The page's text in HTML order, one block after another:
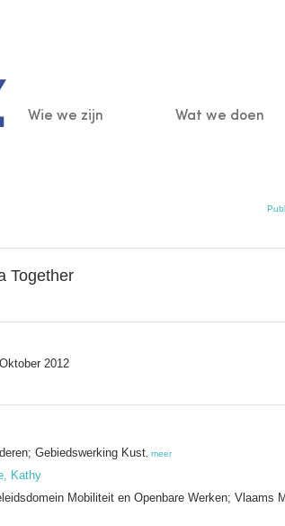
Main
Wie we zijn Wat we doen
Together
2012
Gebiedswerking Kust meer
Kathy
Mobiliteit en Openbare Werken;